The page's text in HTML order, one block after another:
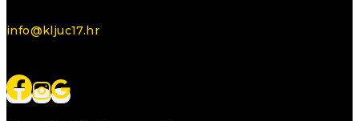
info@kljuc17.hr